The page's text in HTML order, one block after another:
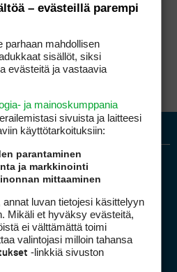
mediakortti
– evästeillä parempi
parhaan mahdollisen
sisällöt, siksi
evästeitä ja vastaavia
ja mainoskumppania
sivuista ja laitteesi
käyttötarkoituksiin:
parantaminen
ja markkinointi
mittaaminen
luvan tietojesi käsittelyyn
Mikäli et hyväksy evästeitä,
ei välttämättä toimi
valintojasi milloin tahansa
-linkkiä sivuston